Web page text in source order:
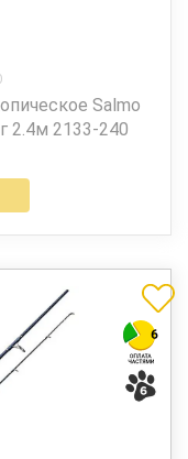
Salmo
2.4м 2133-240